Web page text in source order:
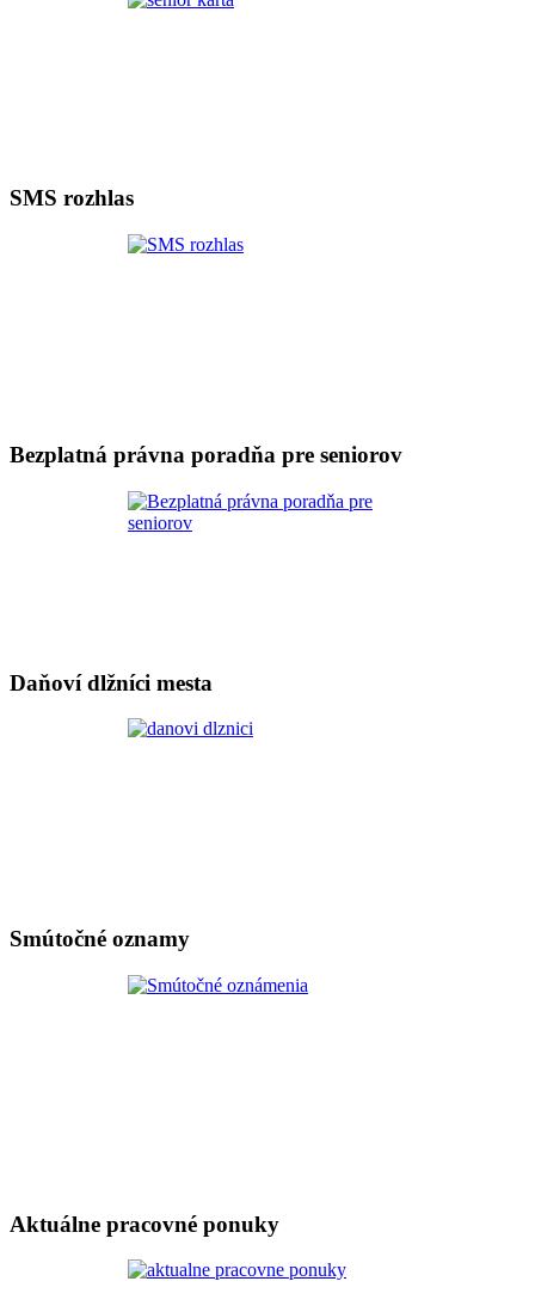
SMS rozhlas
Bezplatná právna poradňa pre seniorov
Daňoví dlžníci mesta
Smútočné oznamy
Aktuálne pracovné ponuky